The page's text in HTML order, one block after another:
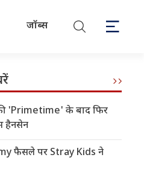
जॉब्स
की 'Primetime' के बाद फिर
हैनसेन
फैसले पर Stray Kids ने